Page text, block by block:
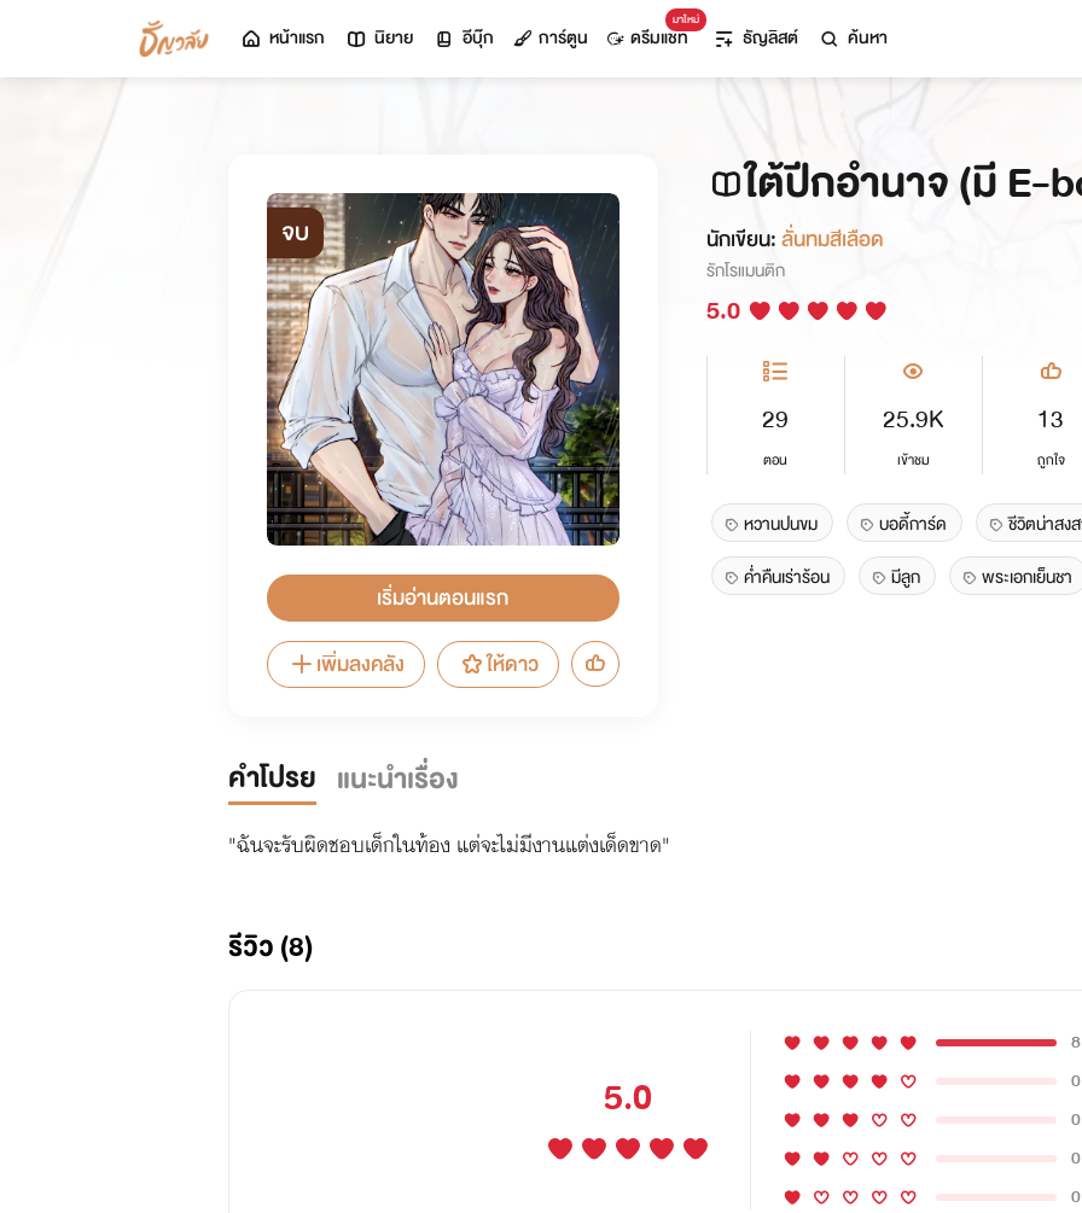
หน้าแรก นิยาย อีบุ๊ก การ์ตูน
มาใหม่
ดรีมแชท ธัญลิสต์ ค้นหา
จบ
เริ่มอ่านตอนแรก
เพิ่มลงคลัง
ให้ดาว
ใต้ปีกอำนาจ (มี E-
นักเขียน:ลั่นทมสีเลือด
รักโรแมนติก
5.0
29
ตอน
25.9K
เข้าชม
13
ถูกใจ
หวานปนขม บอดี้การ์ด ชีวิตน่าสง
ค่ำคืนเร่าร้อน
มีลูก พระเอกเย็นชา
คำโปรย แนะนำเรื่อง
"ฉันจะรับผิดชอบเด็กในท้อง แต่จะไม่มีงานแต่งเด็ดขาด"
รีวิว (8)
5.0
8
0
0
0
0